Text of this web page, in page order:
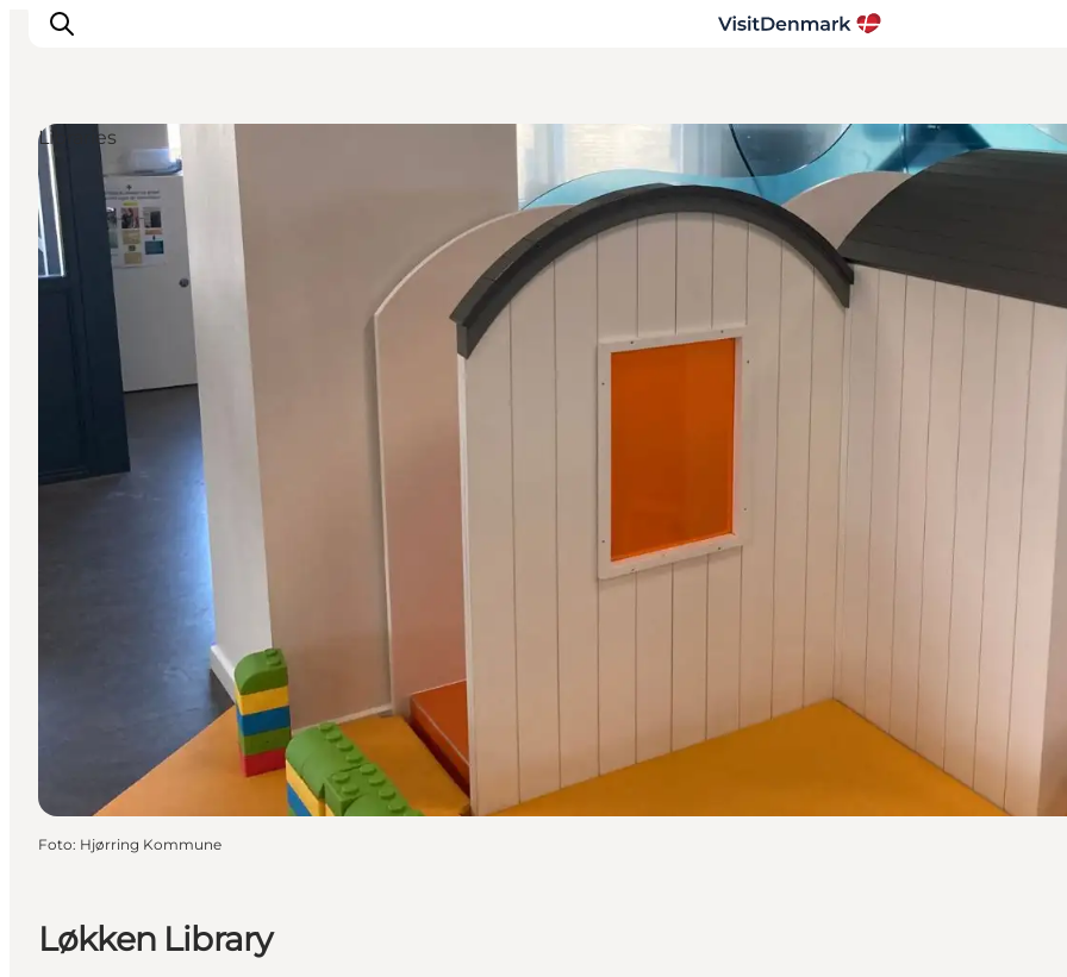
Inspiratie
Bestemmingen
Wat te doen
Accommodaties
Plan je reis
Løkken Library
Libraries
Foto: Hjørring Kommune